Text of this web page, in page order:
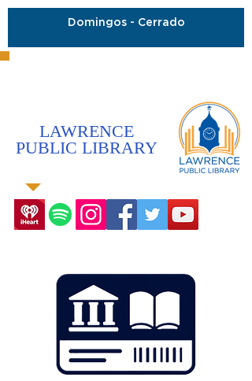
LAWRENCE
PUBLIC LIBRARY
Domingos - Cerrado